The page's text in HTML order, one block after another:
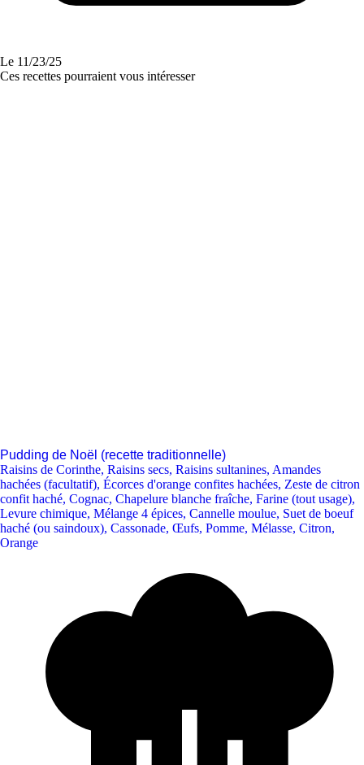
Le 11/23/25
Ces recettes pourraient vous intéresser
Pudding de Noël (recette traditionnelle)
Raisins de Corinthe, Raisins secs, Raisins sultanines, Amandes
hachées (facultatif), Écorces d'orange confites hachées, Zeste de citron
confit haché, Cognac, Chapelure blanche fraîche, Farine (tout usage),
Levure chimique, Mélange 4 épices, Cannelle moulue, Suet de boeuf
haché (ou saindoux), Cassonade, Œufs, Pomme, Mélasse, Citron,
Orange